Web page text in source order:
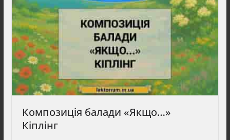
Композиція балади «Якщо…»
Кіплінг